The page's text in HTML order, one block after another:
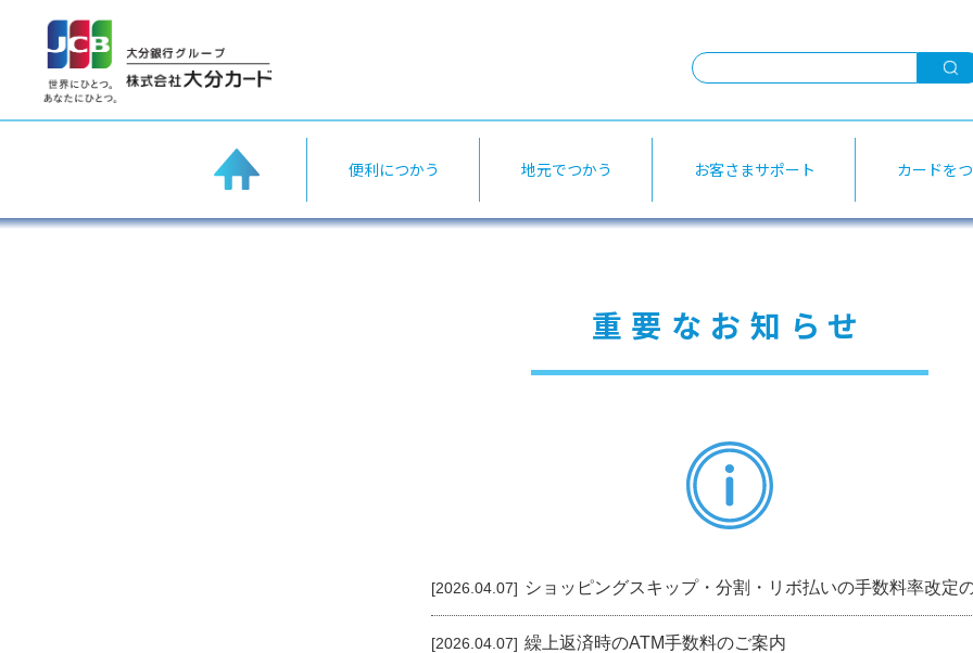
home 便利につかう 地元でつかう
だいぎんパートナー
加盟店のご紹介
ギフトカード
お客さまサポート
お客さまサポート
よく
公共
カードを
重要なお知らせ
[2026.04.07] ショッピングスキップ・分割・リボ払いの手数料率改定
[2026.04.07] 繰上返済時のATM手数料のご案内